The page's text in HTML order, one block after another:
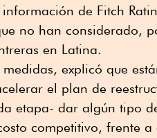
de Fitch
no han considerado,
en Latina.
medidas, explicó que
el plan de
etapa- dar algún tipo
competitivo, frente